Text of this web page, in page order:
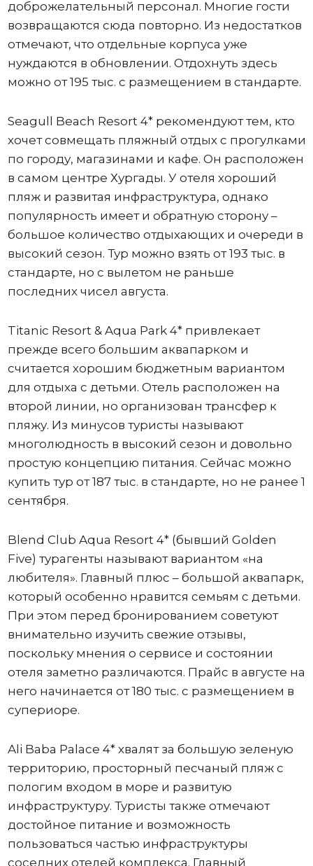
доброжелательный персонал. Многие гости
возвращаются сюда повторно. Из недостатков
отмечают, что отдельные корпуса уже
нуждаются в обновлении. Отдохнуть здесь
можно от 195 тыс. с размещением в стандарте.
Seagull Beach Resort 4* рекомендуют тем, кто
хочет совмещать пляжный отдых с прогулками
по городу, магазинами и кафе. Он расположен
в самом центре Хургады. У отеля хороший
пляж и развитая инфраструктура, однако
популярность имеет и обратную сторону –
большое количество отдыхающих и очереди в
высокий сезон. Тур можно взять от 193 тыс. в
стандарте, но с вылетом не раньше
последних чисел августа.
Titanic Resort & Aqua Park 4* привлекает
прежде всего большим аквапарком и
считается хорошим бюджетным вариантом
для отдыха с детьми. Отель расположен на
второй линии, но организован трансфер к
пляжу. Из минусов туристы называют
многолюдность в высокий сезон и довольно
простую концепцию питания. Сейчас можно
купить тур от 187 тыс. в стандарте, но не ранее 1
сентября.
Blend Club Aqua Resort 4* (бывший Golden
Five) турагенты называют вариантом «на
любителя». Главный плюс – большой аквапарк,
который особенно нравится семьям с детьми.
При этом перед бронированием советуют
внимательно изучить свежие отзывы,
поскольку мнения о сервисе и состоянии
отеля заметно различаются. Прайс в августе на
него начинается от 180 тыс. с размещением в
супериоре.
Ali Baba Palace 4* хвалят за большую зеленую
территорию, просторный песчаный пляж с
пологим входом в море и развитую
инфраструктуру. Туристы также отмечают
достойное питание и возможность
пользоваться частью инфраструктуры
соседних отелей комплекса. Главный